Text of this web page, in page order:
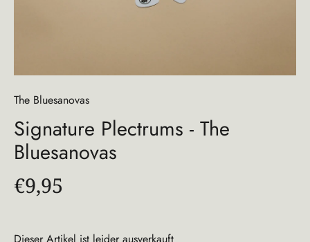
The Bluesanovas
Signature Plectrums - The
Bluesanovas
€9,95